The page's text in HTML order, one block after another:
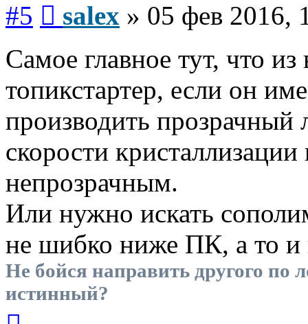
#5 salex » 05 фев 2016,
Самое главное тут, что
топикстартер, если он
производить прозрачный
скорости кристаллизации
непрозрачным.
Или нужно искать
не шибко ниже ПК, а то
Не бойся направить другого
истинный?